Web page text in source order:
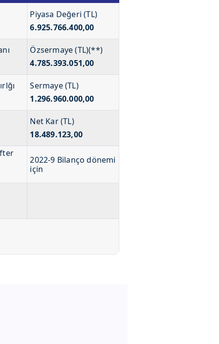
Piyasa Değeri (TL)
6.925.766.400,00
Özsermaye (TL)(**)
4.785.393.051,00
Sermaye (TL)
1.296.960.000,00
Net Kar (TL)
18.489.123,00
2022-9 Bilanço dönemi
için